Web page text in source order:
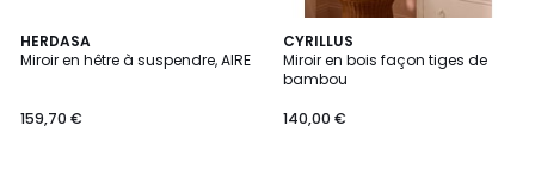
HERDASA
Miroir en hêtre à suspendre, AIRE
159,70 €
10
Couleurs
CYRILLUS
Miroir en bois façon tiges de
bambou
140,00 €